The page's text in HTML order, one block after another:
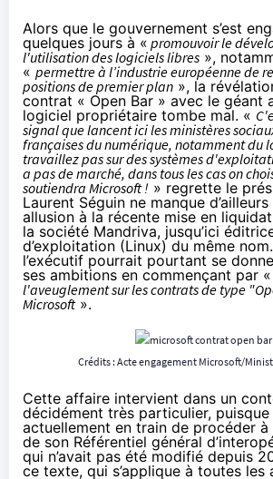
Alors que le gouvernement s’est
quelques jours à « promouvoir le
l'utilisation des logiciels libres »,
« permettre à l’industrie européenne de
positions de premier plan », la
contrat « Open Bar » avec le géant
logiciel propriétaire tombe mal. «
signal que lancent ici les ministères
françaises du numérique, notamment du
travaillez pas sur des systèmes
a pas de marché, dans tous les cas on
soutiendra Microsoft ! » regrette le
Laurent Séguin ne manque
allusion à la récente mise en
la société Mandriva, jusqu’ici
d’exploitation (Linux) du même
l’exécutif pourrait pourtant se
ses ambitions en commençant par «
l'aveuglement sur les contrats de type
Microsoft».
Crédits : Acte engagement Microsoft/
Cette affaire intervient dans un
décidément très particulier, puisque
actuellement en train de procéder à
de son Référentiel général
qui n’avait pas été modifié depuis
ce texte, qui s’applique à toutes les